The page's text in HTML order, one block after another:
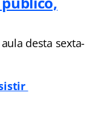
desta sexta-